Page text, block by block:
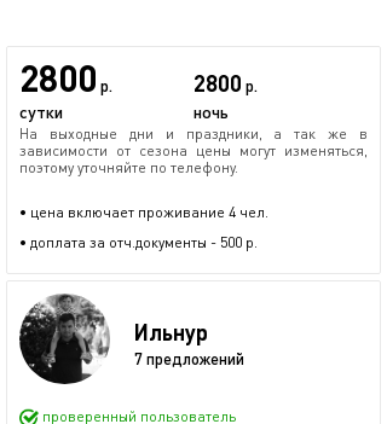
2800 р.
сутки
2800 р.
ночь
На выходные дни и праздники, а так же в
зависимости от сезона цены могут изменяться,
поэтому уточняйте по телефону.
• цена включает проживание 4 чел.
• доплата за отч.документы - 500 р.
Ильнур
7 предложений
проверенный пользователь